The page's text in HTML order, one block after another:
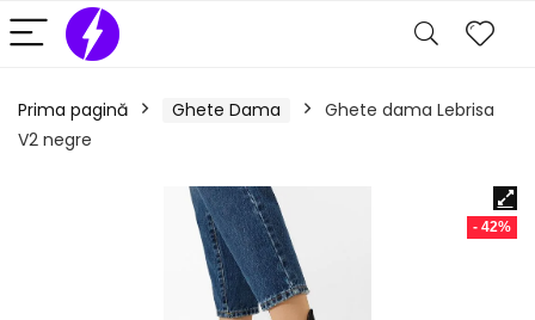
Prima pagină Ghete Dama
Ghete dama Lebrisa
V2 negre
- 42%